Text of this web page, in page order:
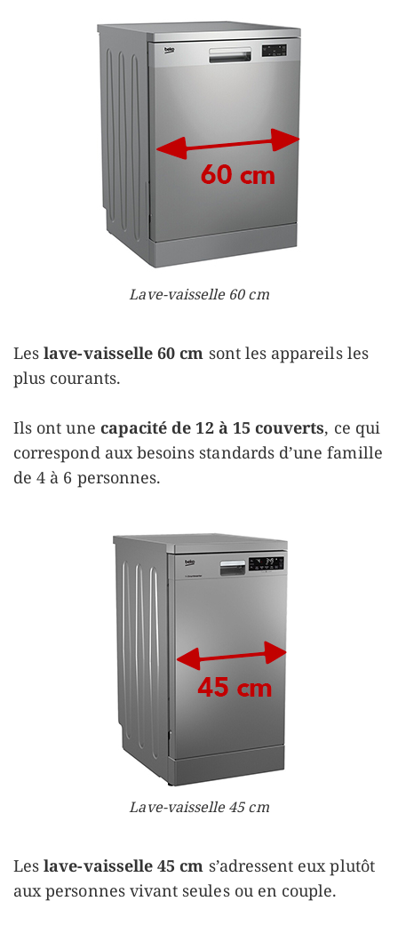
Lave-vaisselle 60 cm
Leslave-vaisselle 60 cm sont les appareils les
plus courants.
Ils ont une capacité de 12 à 15 couverts, ce qui
correspond aux besoins standards d’une famille
de 4 à 6 personnes.
Lave-vaisselle 45 cm
Leslave-vaisselle 45 cm s’adressent eux plutôt
aux personnes vivant seules ou en couple.